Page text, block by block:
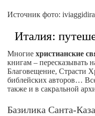
Источник фото:
Италия:
Многие христианские
книгам – пересказывать
Благовещение, Страсти
библейских авторов…
также и в сакральной
Базилика Санта-